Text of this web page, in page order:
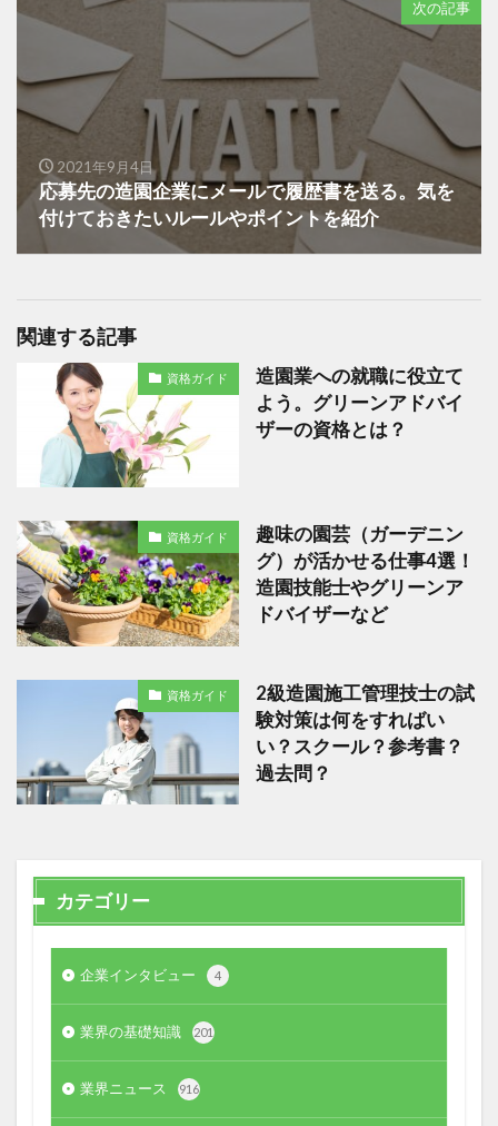
次の記事
2021年9月4日
応募先の造園企業にメールで履歴書を送る。気を
付けておきたいルールやポイントを紹介
関連する記事
資格ガイド
造園業への就職に役立て
よう。グリーンアドバイ
ザーの資格とは？
資格ガイド
趣味の園芸（ガーデニン
グ）が活かせる仕事4選！
造園技能士やグリーンア
ドバイザーなど
資格ガイド
2級造園施工管理技士の試
験対策は何をすればい
い？スクール？参考書？
過去問？
カテゴリー
企業インタビュー 4
業界の基礎知識 201
業界ニュース 916